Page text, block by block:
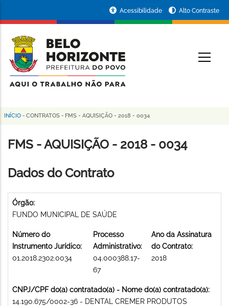
conteúdo
principal
da
Prefeitura
de
Horizonte
Acessibilidade Alto Contraste
Trilha
de
INÍCIO - CONTRATOS - FMS - AQUISIÇÃO - 2018 - 0034
FMS - AQUISIÇÃO - 2018 - 0034
Dados do Contrato
Órgão:
FUNDO MUNICIPAL DE SAÚDE
Número do
Instrumento Jurídico:
01.2018.2302.0034
Processo
Administrativo:
04.000388.17-
67
Ano da Assinatura
do Contrato:
2018
CNPJ/CPF do(a) contratado(a) - Nome do(a) contratado(a):
14.190.675/0002-36 - DENTAL CREMER PRODUTOS